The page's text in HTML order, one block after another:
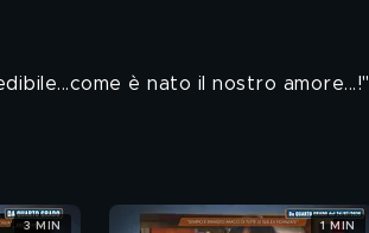
è nato il nostro amore...!"
3 MIN 1 MIN